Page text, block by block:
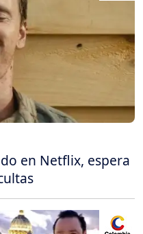
en Netflix, espera